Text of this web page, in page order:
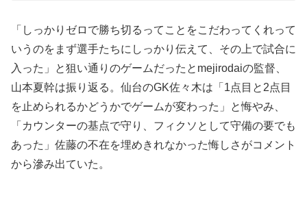
「しっかりゼロで勝ち切るってことをこだわってくれって
いうのをまず選手たちにしっかり伝えて、その上で試合に
入った」と狙い通りのゲームだったとmejirodaiの監督、
山本夏幹は振り返る。仙台のGK佐々木は「1点目と2点目
を止められるかどうかでゲームが変わった」と悔やみ、
「カウンターの基点で守り、フィクソとして守備の要でも
あった」佐藤の不在を埋めきれなかった悔しさがコメント
から滲み出ていた。